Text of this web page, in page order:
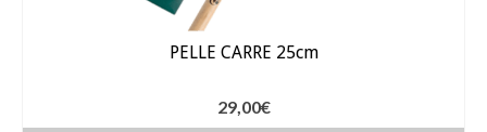
PELLE CARRE 25cm
29,00€